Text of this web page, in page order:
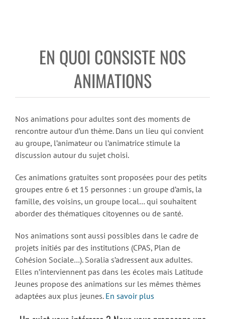
EN QUOI CONSISTE NOS
ANIMATIONS
Nos animations pour adultes sont des moments de
rencontre autour d’un thème. Dans un lieu qui convient
au groupe, l’animateur ou l’animatrice stimule la
discussion autour du sujet choisi.
Ces animations gratuites sont proposées pour des petits
groupes entre 6 et 15 personnes : un groupe d’amis, la
famille, des voisins, un groupe local… qui souhaitent
aborder des thématiques citoyennes ou de santé.
Nos animations sont aussi possibles dans le cadre de
projets initiés par des institutions (CPAS, Plan de
Cohésion Sociale…). Soralia s’adressent aux adultes.
Elles n’interviennent pas dans les écoles mais Latitude
Jeunes propose des animations sur les mêmes thèmes
adaptées aux plus jeunes. En savoir plus